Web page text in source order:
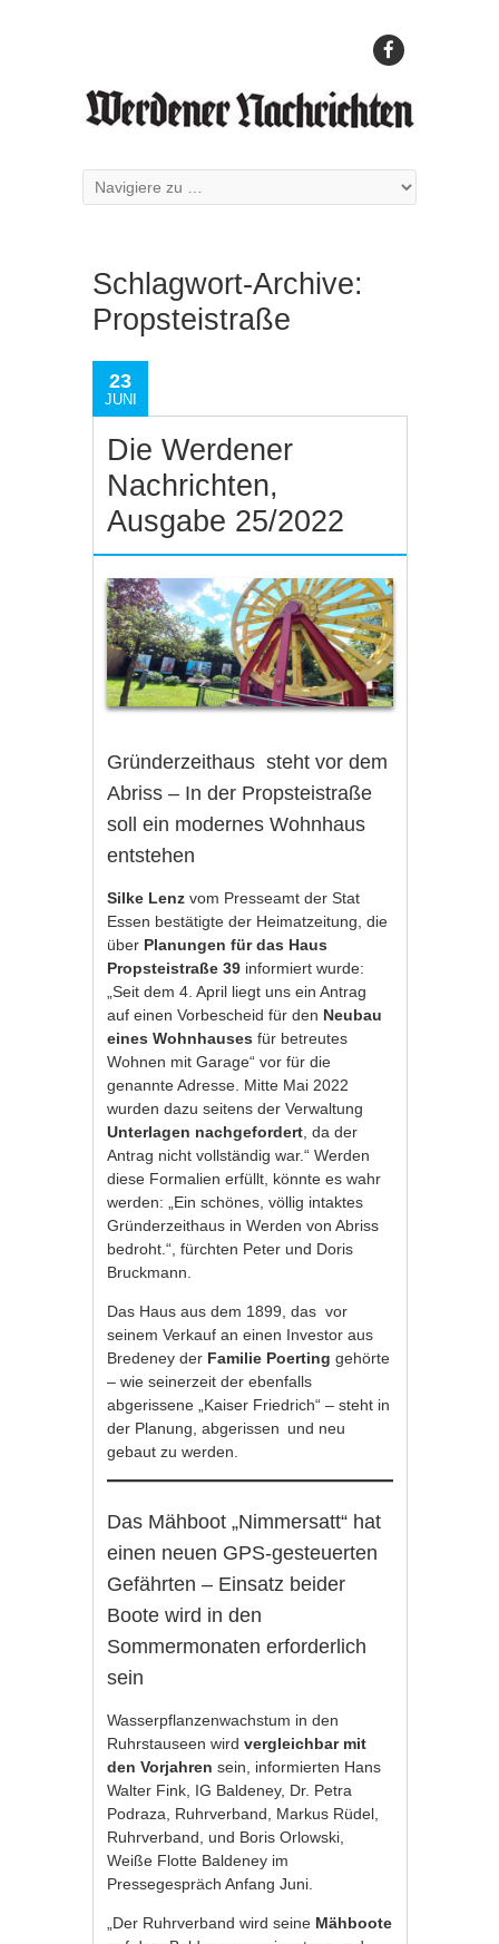
Schlagwort-Archive:
Propsteistraße
23
JUNI
Die Werdener
Nachrichten,
Ausgabe 25/2022
Gründerzeithaus steht vor dem
Abriss – In der Propsteistraße
soll ein modernes Wohnhaus
entstehen
Silke Lenz vom Presseamt der Stat
Essen bestätigte der Heimatzeitung, die
über Planungen für das Haus
Propsteistraße 39 informiert wurde:
„Seit dem 4. April liegt uns ein Antrag
auf einen Vorbescheid für den Neubau
eines Wohnhauses für betreutes
Wohnen mit Garage“ vor für die
genannte Adresse. Mitte Mai 2022
wurden dazu seitens der Verwaltung
Unterlagen nachgefordert , da der
Antrag nicht vollständig war.“ Werden
diese Formalien erfüllt, könnte es wahr
werden: „Ein schönes, völlig intaktes
Gründerzeithaus in Werden von Abriss
bedroht.“, fürchten Peter und Doris
Bruckmann.
Das Haus aus dem 1899, das vor
seinem Verkauf an einen Investor aus
Bredeney der Familie Poertinggehörte
– wie seinerzeit der ebenfalls
abgerissene „Kaiser Friedrich“ – steht in
der Planung, abgerissen und neu
gebaut zu werden.
Das Mähboot „Nimmersatt“ hat
einen neuen GPS-gesteuerten
Gefährten – Einsatz beider
Boote wird in den
Sommermonaten erforderlich
sein
Wasserpflanzenwachstum in den
Ruhrstauseen wirdvergleichbar mit
den Vorjahren sein, informierten Hans
Walter Fink, IG Baldeney, Dr. Petra
Podraza, Ruhrverband, Markus Rüdel,
Ruhrverband, und Boris Orlowski,
Weiße Flotte Baldeney im
Pressegespräch Anfang Juni.
„Der Ruhrverband wird seine Mähboote